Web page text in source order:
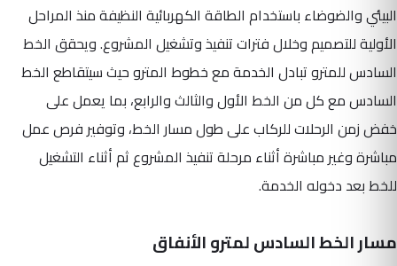
البيئي والضوضاء باستخدام الطاقة الكهربائية النظيفة منذ المراحل
الأولية للتصميم وخلال فترات تنفيذ وتشغيل المشروع. ويحقق الخط
السادس للمترو تبادل الخدمة مع خطوط المترو حيث سيتقاطع الخط
السادس مع كل من الخط الأول والثالث والرابع، بما يعمل على
خفض زمن الرحلات للركاب على طول مسار الخط، وتوفير فرص عمل
مباشرة وغير مباشرة أثناء مرحلة تنفيذ المشروع ثم أثناء التشغيل
للخط بعد دخوله الخدمة.
مسار الخط السادس لمترو الأنفاق